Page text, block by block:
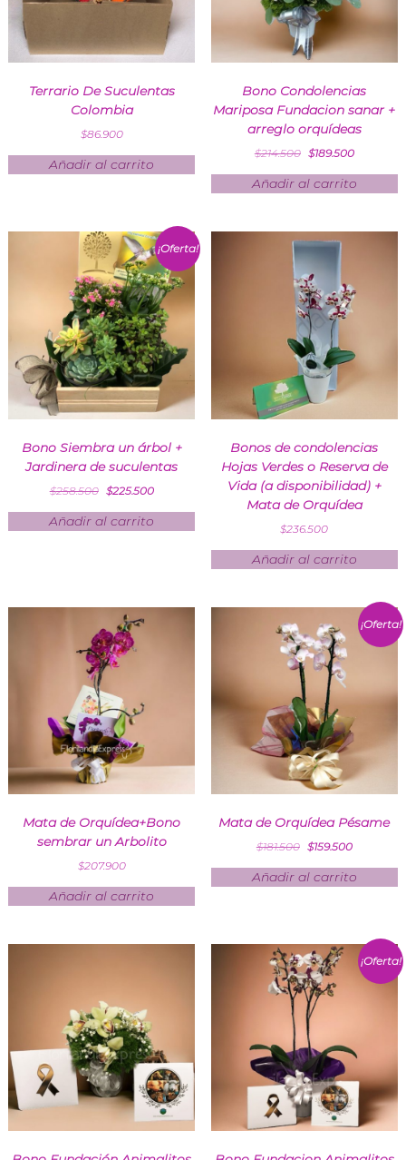
Terrario De Suculentas
Colombia
$86.900
Añadir al carrito
Bono Condolencias
Mariposa Fundacion sanar +
arreglo orquídeas
$214.500 $189.500
Añadir al carrito
¡Oferta!
Bono Siembra un árbol +
Jardinera de suculentas
$258.500 $225.500
Añadir al carrito
Bonos de condolencias
Hojas Verdes o Reserva de
Vida (a disponibilidad) +
Mata de Orquídea
$236.500
Añadir al carrito
Mata de Orquídea+Bono
sembrar un Arbolito
$207.900
Añadir al carrito
¡Oferta!
Mata de Orquídea Pésame
$181.500 $159.500
Añadir al carrito
¡Oferta!